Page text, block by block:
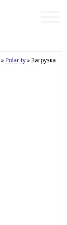
» Polarity»Загрузка